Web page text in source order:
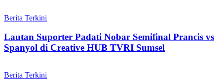
Berita Terkini
Lautan Suporter Padati Nobar Semifinal Prancis vs
Spanyol di Creative HUB TVRI Sumsel
Berita Terkini